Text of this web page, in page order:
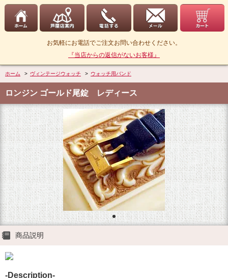
お気軽にお電話でご注文お問い合わせください。
『当店からの返信がないお客様』
ホーム > ヴィンテージウォッチ > ウォッチ用バンド
ロンジン ゴールド尾錠 レディース
商品説明
-Description-